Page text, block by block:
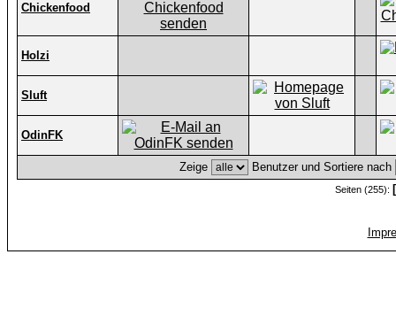
Chickenfood
Holzi
Sluft
OdinFK
Zeige Benutzer und Sortiere nach
Seiten (255):